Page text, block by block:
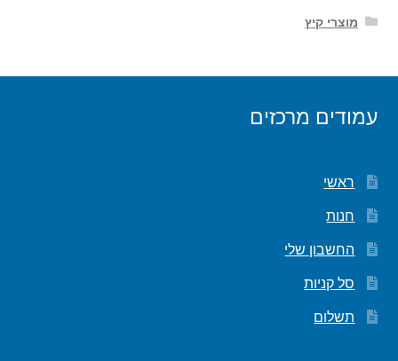
מוצרי קיץ
עמודים מרכזים
ראשי
חנות
החשבון שלי
סל קניות
תשלום